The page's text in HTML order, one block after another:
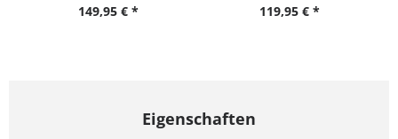
149,95 € * 119,95 € *
Eigenschaften